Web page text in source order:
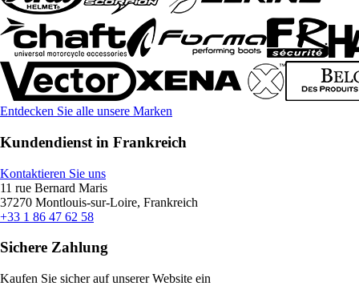
Entdecken Sie alle unsere Marken
Kundendienst in Frankreich
Kontaktieren Sie uns
11 rue Bernard Maris
37270 Montlouis-sur-Loire, Frankreich
+33 1 86 47 62 58
Sichere Zahlung
Kaufen Sie sicher auf unserer Website ein